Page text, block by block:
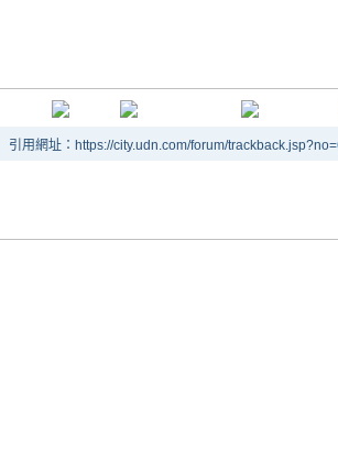
引用網址：https://city.udn.com/forum/